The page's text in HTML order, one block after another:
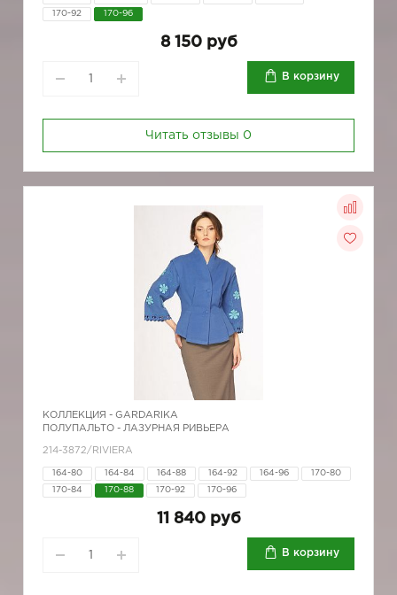
170-92 170-96
8 150 руб
В корзину
Читать отзывы 0
КОЛЛЕКЦИЯ - GARDARIKA
ПОЛУПАЛЬТО - ЛАЗУРНАЯ РИВЬЕРА
214-3872/RIVIERA
164-80 164-84 164-88 164-92 164-96 170-80
170-84 170-88 170-92 170-96
11 840 руб
В корзину